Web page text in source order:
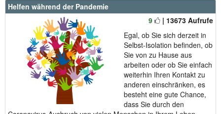
Helfen während der Pandemie
9
| 13673 Aufrufe
Egal, ob Sie sich derzeit in
Selbst-Isolation befinden, ob
Sie von zu Hause aus
arbeiten oder ob Sie einfach
weiterhin Ihren Kontakt zu
anderen einschränken, es
besteht eine gute Chance,
dass Sie durch den